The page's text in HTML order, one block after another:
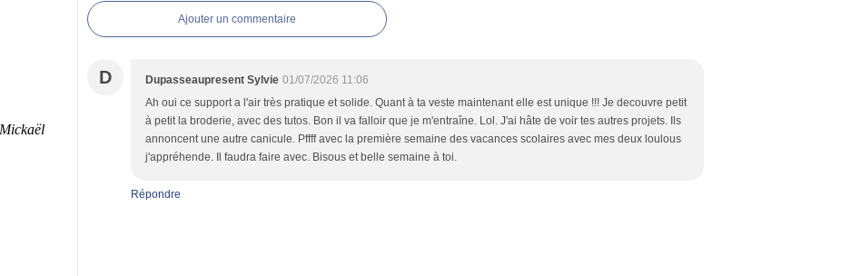
Ajouter un commentaire
D Dupasseaupresent Sylvie 01/07/2026 11:06
Ah oui ce support a l'air très pratique et solide. Quant à ta veste maintenant elle est unique !!! Je decouvre petit
à petit la broderie, avec des tutos. Bon il va falloir que je m'entraîne. Lol. J'ai hâte de voir tes autres projets. Ils
annoncent une autre canicule. Pffff avec la première semaine des vacances scolaires avec mes deux loulous
j'appréhende. Il faudra faire avec. Bisous et belle semaine à toi.
Répondre